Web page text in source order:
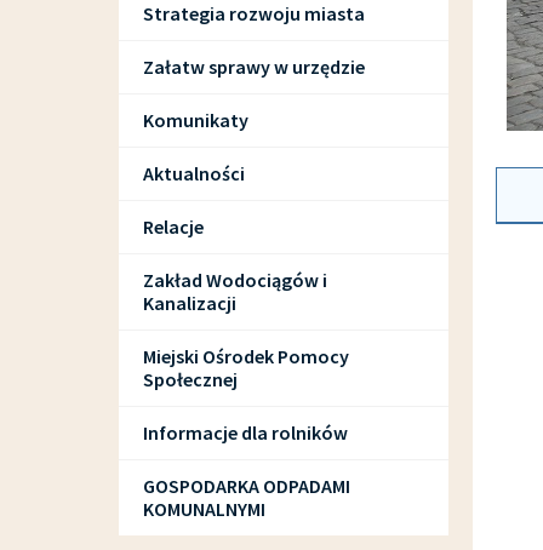
Strategia rozwoju miasta
Załatw sprawy w urzędzie
Komunikaty
Aktualności
Relacje
Zakład Wodociągów i
Kanalizacji
Miejski Ośrodek Pomocy
Społecznej
Informacje dla rolników
GOSPODARKA ODPADAMI
KOMUNALNYMI